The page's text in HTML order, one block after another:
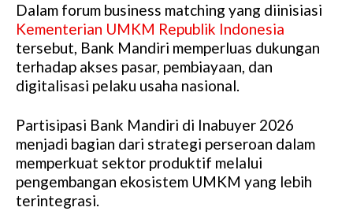
Dalam forum business matching yang diinisiasi
Kementerian UMKM Republik Indonesia
tersebut, Bank Mandiri memperluas dukungan
terhadap akses pasar, pembiayaan, dan
digitalisasi pelaku usaha nasional.
Partisipasi Bank Mandiri di Inabuyer 2026
menjadi bagian dari strategi perseroan dalam
memperkuat sektor produktif melalui
pengembangan ekosistem UMKM yang lebih
terintegrasi.